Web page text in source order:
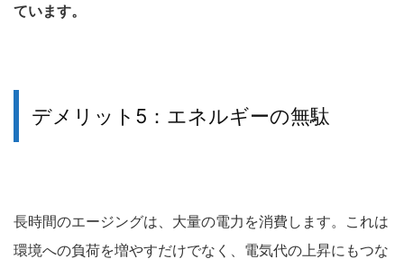
ています。
デメリット5：エネルギーの無駄
長時間のエージングは、大量の電力を消費します。これは
環境への負荷を増やすだけでなく、電気代の上昇にもつな